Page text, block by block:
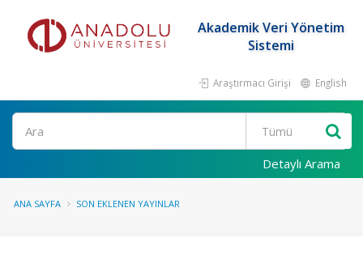
Akademik Veri Yönetim
Sistemi
Araştırmacı Girişi English
Ara
Detaylı Arama
ANA SAYFA SON EKLENEN YAYINLAR